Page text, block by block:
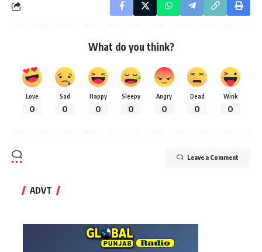
What do you think?
Love
0
Sad
0
Happy
0
Sleepy
0
Angry
0
Dead
0
Wink
0
Leave a Comment
ADVT